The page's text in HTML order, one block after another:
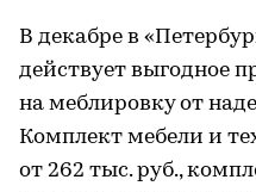
В декабре в
действует выгодное
на меблировку от
Комплект мебели и
от 262 тыс. руб.,